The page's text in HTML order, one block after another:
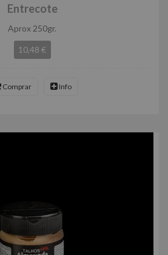
Entrecote
Aprox 250gr.
10,48 €
Comprar Info